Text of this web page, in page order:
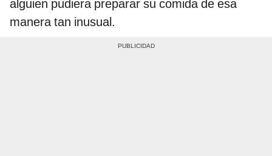
alguien pudiera preparar su comida de esa
manera tan inusual.